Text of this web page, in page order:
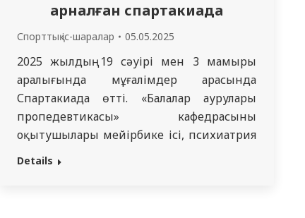
арналған спартакиада
Спорттық іс-шаралар 05.05.2025
2025 жылдың 19 сәуірі мен 3 мамыры
аралығында мұғалімдер арасында
Спартакиада өтті. «Балалар аурулары
пропедевтикасы» кафедрасының
оқытушылары мейірбике ісі, психиатрия
және наркология, жүрек-қан тамыр
Details